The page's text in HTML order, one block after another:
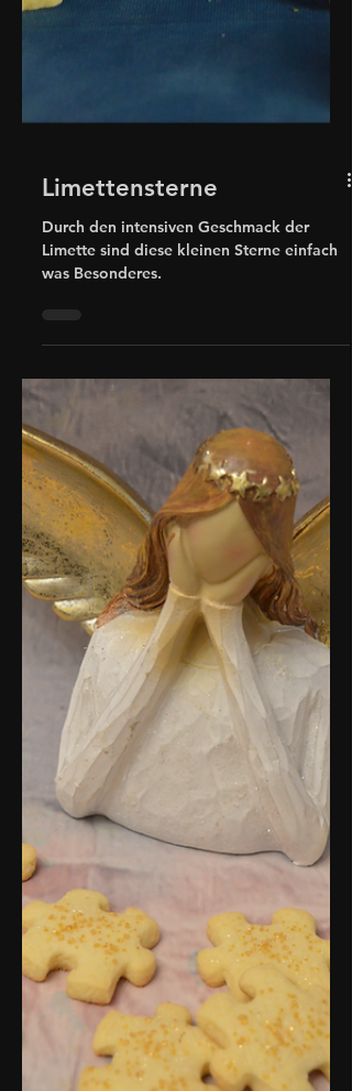
Limettensterne
Durch den intensiven Geschmack der
Limette sind diese kleinen Sterne einfach
was Besonderes.